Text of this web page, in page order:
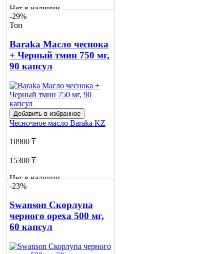
Нет в наличии
Сообщить
-29%
Топ
Baraka Масло чеснока
+ Черный тмин 750 мг,
90 капсул
Добавить в избранное
Чесночное масло Baraka KZ
10900 ₸
15300 ₸
Нет в наличии
о наличии
2
-23%
Swanson Скорлупа
черного ореха 500 мг,
60 капсул